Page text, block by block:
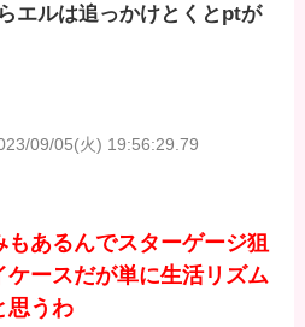
エルは追っかけとくとptが
09/05(火) 19:56:29.79
もあるんでスターゲージ狙
ケースだが単に生活リズム
思うわ